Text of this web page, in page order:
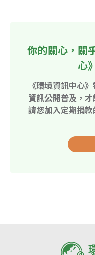
你的關心，關
心
《環境資訊中心
資訊公開普及，
請您加入定期捐